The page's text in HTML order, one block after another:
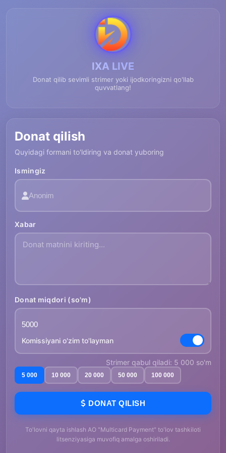
IXA LIVE
Donat qilib sevimli strimer yoki ijodkoringizni qo'llab
quvvatlang!
Donat qilish
Quyidagi formani to'ldiring va donat yuboring
Ismingiz
Xabar
Donat miqdori (so'm)
Komissiyani o'zim to'layman
Strimer qabul qiladi: 5 000 so'm
5 000 10 000 20 000 50 000 100 000
DONAT QILISH
To'lovni qayta ishlash AO "Multicard Payment" to'lov tashkiloti
litsenziyasiga muvofiq amalga oshiriladi.